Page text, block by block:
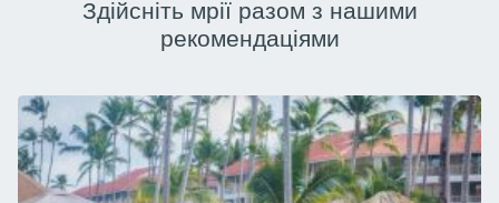
Здійсніть мрії разом з нашими
рекомендаціями